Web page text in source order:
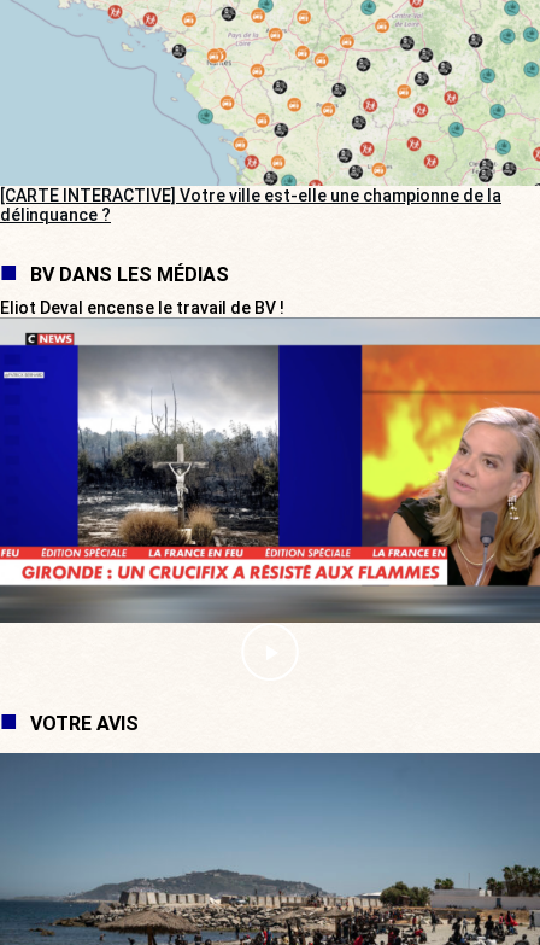
[CARTE INTERACTIVE] Votre ville est-elle une championne de la
délinquance ?
BV DANS LES MÉDIAS
Eliot Deval encense le travail de BV !
VOTRE AVIS